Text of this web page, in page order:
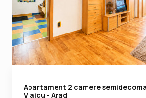
Apartament 2 camere
Vlaicu - Arad